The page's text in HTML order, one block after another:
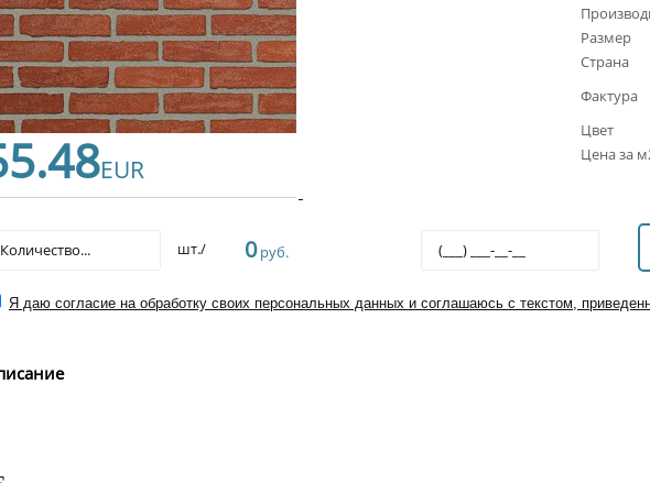
EUR
Размер
Страна
Фактура
Цвет
Цена за
шт./ 0руб.
Я даю согласие на обработку своих персональных данных и соглашаюсь с текстом,